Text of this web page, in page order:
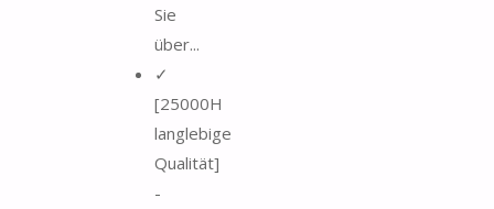
Sie
über...
✓
[25000H
langlebige
Qualität]
-